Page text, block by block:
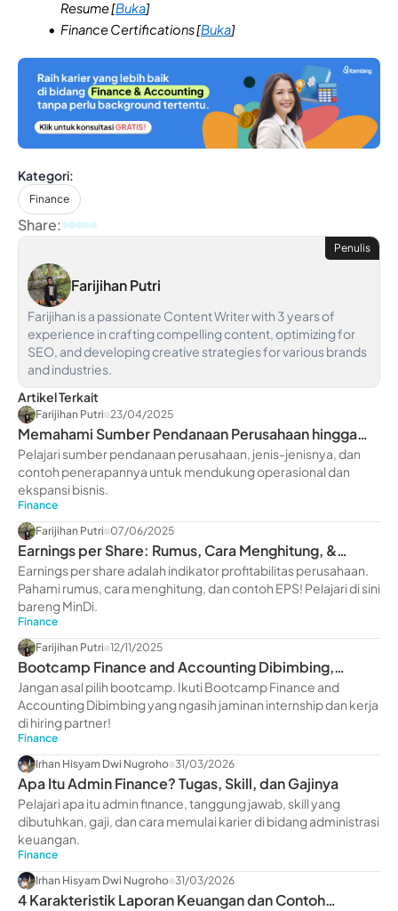
Resume [Buka]
Finance Certifications [Buka]
Kategori:
Finance
Share:
Penulis
Farijihan Putri
Farijihan is a passionate Content Writer with 3 years of
experience in crafting compelling content, optimizing for
SEO, and developing creative strategies for various brands
and industries.
Artikel Terkait
Farijihan Putri 23/04/2025
Memahami Sumber Pendanaan Perusahaan hingga
Contohnya
Pelajari sumber pendanaan perusahaan, jenis-jenisnya, dan
contoh penerapannya untuk mendukung operasional dan
ekspansi bisnis.
Finance
Farijihan Putri 07/06/2025
Earnings per Share: Rumus, Cara Menghitung, &
Contohnya
Earnings per share adalah indikator profitabilitas perusahaan.
Pahami rumus, cara menghitung, dan contoh EPS! Pelajari di sini
bareng MinDi.
Finance
Farijihan Putri 12/11/2025
Bootcamp Finance and Accounting Dibimbing,
Jaminan Internship
Jangan asal pilih bootcamp. Ikuti Bootcamp Finance and
Accounting Dibimbing yang ngasih jaminan internship dan kerja
di hiring partner!
Finance
Irhan Hisyam Dwi Nugroho 31/03/2026
Apa Itu Admin Finance? Tugas, Skill, dan Gajinya
Pelajari apa itu admin finance, tanggung jawab, skill yang
dibutuhkan, gaji, dan cara memulai karier di bidang administrasi
keuangan.
Finance
Irhan Hisyam Dwi Nugroho 31/03/2026
4 Karakteristik Laporan Keuangan dan Contoh